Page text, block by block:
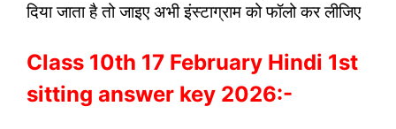
दिया जाता है तो जाइए अभी इंस्टाग्राम को फॉलो कर लीजिए
Class 10th 17 February Hindi 1st
sitting answer key 2026:-